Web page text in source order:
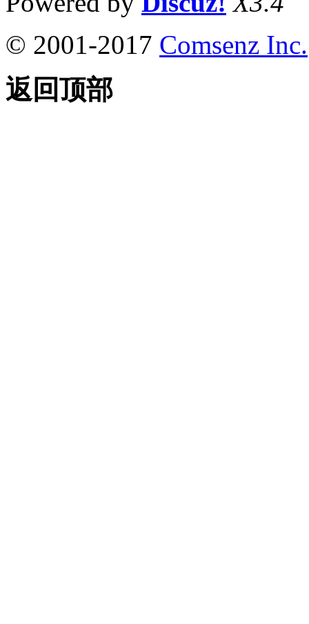
© 2001-2017 Comsenz Inc.
返回顶部